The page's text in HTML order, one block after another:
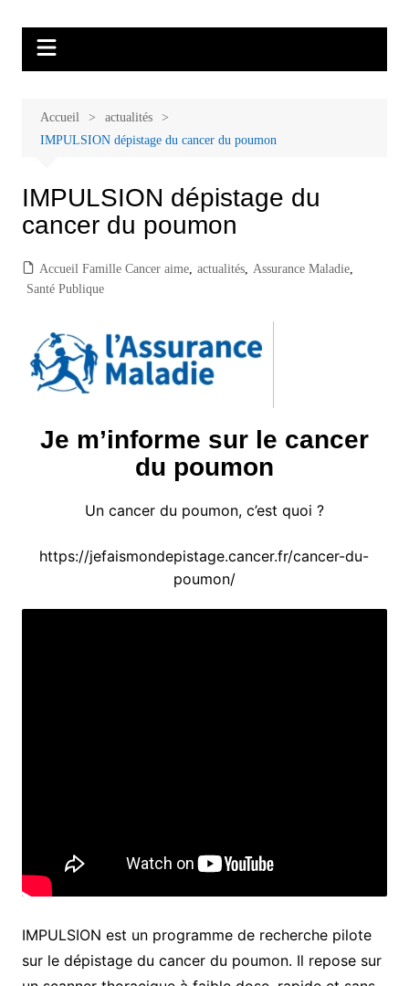
contenu
Malades et proches, Vivre avec et
après le cancer
thérapeutique, sophrologie, sport adapté, art thérapie, musico thérapie…
Accueil
actualités
IMPULSION dépistage du cancer du poumon
IMPULSION dépistage du
cancer du poumon
Accueil Famille Cancer aime, actualités, Assurance Maladie,
Santé Publique
Je m’informe sur le cancer
du poumon
Un cancer du poumon, c’est quoi ?
https://jefaismondepistage.cancer.fr/cancer-du-
poumon/
IMPULSION est un programme de recherche pilote
sur le dépistage du cancer du poumon. Il repose sur